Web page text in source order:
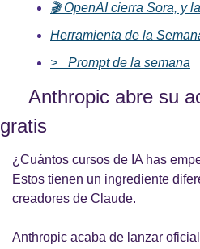
🎬 OpenAI cierra Sora, y
Herramienta de la
>_ Prompt de la semana
Anthropic abre su
gratis
¿Cuántos cursos de IA has
Estos tienen un ingrediente
creadores de Claude.
Anthropic acaba de lanzar